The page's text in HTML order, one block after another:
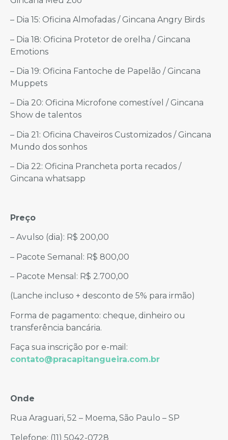
– Dia 15: Oficina Almofadas / Gincana Angry Birds
– Dia 18: Oficina Protetor de orelha / Gincana
Emotions
– Dia 19: Oficina Fantoche de Papelão / Gincana
Muppets
– Dia 20: Oficina Microfone comestível / Gincana
Show de talentos
– Dia 21: Oficina Chaveiros Customizados / Gincana
Mundo dos sonhos
– Dia 22: Oficina Prancheta porta recados /
Gincana whatsapp
Preço
– Avulso (dia): R$ 200,00
– Pacote Semanal: R$ 800,00
– Pacote Mensal: R$ 2.700,00
(Lanche incluso + desconto de 5% para irmão)
Forma de pagamento: cheque, dinheiro ou
transferência bancária.
Faça sua inscrição por e-mail:
contato@pracapitangueira.com.br
Onde
Rua Araguari, 52 – Moema, São Paulo – SP
Telefone: (11) 5042-0728